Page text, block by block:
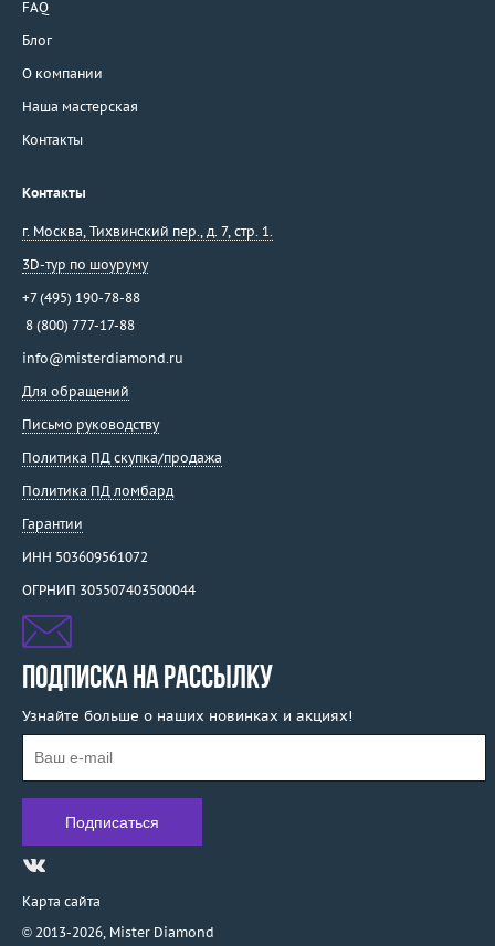
FAQ
Блог
О компании
Наша мастерская
Контакты
Контакты
г. Москва Тихвинский пер., д. 7, стр. 1.
3D-тур по шоуруму
+7 (495) 190-78-88
8 (800) 777-17-88
info@misterdiamond.ru
Для обращений
Письмо руководству
Политика ПД скупка/продажа
Политика ПД ломбард
Гарантии
ИНН 503609561072
ОГРНИП 305507403500044
ПОДПИСКА НА РАССЫЛКУ
Узнайте больше о наших новинках и акциях!
Карта сайта
© 2013-2026, Mister Diamond